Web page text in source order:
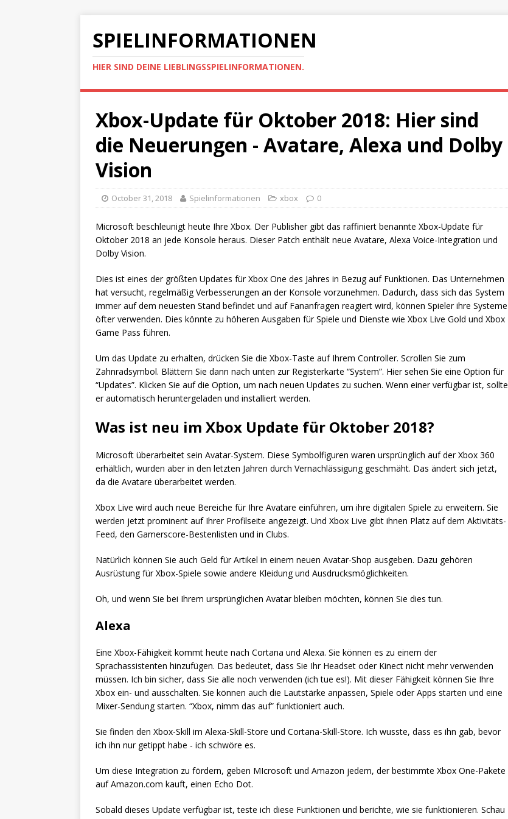
SPIELINFORMATIONEN
HIER SIND DEINE LIEBLINGSSPIELINFORMATIONEN.
Xbox-Update für Oktober 2018: Hier sind
die Neuerungen - Avatare, Alexa und Dolby
Vision
October 31, 2018 Spielinformationen xbox 0
Microsoft beschleunigt heute Ihre Xbox. Der Publisher gibt das raffiniert benannte Xbox-Update für
Oktober 2018 an jede Konsole heraus. Dieser Patch enthält neue Avatare, Alexa Voice-Integration und
Dolby Vision.
Dies ist eines der größten Updates für Xbox One des Jahres in Bezug auf Funktionen. Das Unternehmen
hat versucht, regelmäßig Verbesserungen an der Konsole vorzunehmen. Dadurch, dass sich das System
immer auf dem neuesten Stand befindet und auf Fananfragen reagiert wird, können Spieler ihre Systeme
öfter verwenden. Dies könnte zu höheren Ausgaben für Spiele und Dienste wie Xbox Live Gold und Xbox
Game Pass führen.
Um das Update zu erhalten, drücken Sie die Xbox-Taste auf Ihrem Controller. Scrollen Sie zum
Zahnradsymbol. Blättern Sie dann nach unten zur Registerkarte “System”. Hier sehen Sie eine Option für
“Updates”. Klicken Sie auf die Option, um nach neuen Updates zu suchen. Wenn einer verfügbar ist, sollte
er automatisch heruntergeladen und installiert werden.
Was ist neu im Xbox Update für Oktober 2018?
Microsoft überarbeitet sein Avatar-System. Diese Symbolfiguren waren ursprünglich auf der Xbox 360
erhältlich, wurden aber in den letzten Jahren durch Vernachlässigung geschmäht. Das ändert sich jetzt,
da die Avatare überarbeitet werden.
Xbox Live wird auch neue Bereiche für Ihre Avatare einführen, um ihre digitalen Spiele zu erweitern. Sie
werden jetzt prominent auf Ihrer Profilseite angezeigt. Und Xbox Live gibt ihnen Platz auf dem Aktivitäts-
Feed, den Gamerscore-Bestenlisten und in Clubs.
Natürlich können Sie auch Geld für Artikel in einem neuen Avatar-Shop ausgeben. Dazu gehören
Ausrüstung für Xbox-Spiele sowie andere Kleidung und Ausdrucksmöglichkeiten.
Oh, und wenn Sie bei Ihrem ursprünglichen Avatar bleiben möchten, können Sie dies tun.
Alexa
Eine Xbox-Fähigkeit kommt heute nach Cortana und Alexa. Sie können es zu einem der
Sprachassistenten hinzufügen. Das bedeutet, dass Sie Ihr Headset oder Kinect nicht mehr verwenden
müssen. Ich bin sicher, dass Sie alle noch verwenden (ich tue es!). Mit dieser Fähigkeit können Sie Ihre
Xbox ein- und ausschalten. Sie können auch die Lautstärke anpassen, Spiele oder Apps starten und eine
Mixer-Sendung starten. “Xbox, nimm das auf” funktioniert auch.
Sie finden den Xbox-Skill im Alexa-Skill-Store und Cortana-Skill-Store. Ich wusste, dass es ihn gab, bevor
ich ihn nur getippt habe - ich schwöre es.
Um diese Integration zu fördern, geben MIcrosoft und Amazon jedem, der bestimmte Xbox One-Pakete
auf Amazon.com kauft, einen Echo Dot.
Sobald dieses Update verfügbar ist, teste ich diese Funktionen und berichte, wie sie funktionieren. Schau